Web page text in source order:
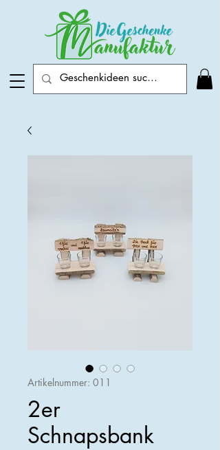
Artikelnummer: 011
2er
Schnapsbank